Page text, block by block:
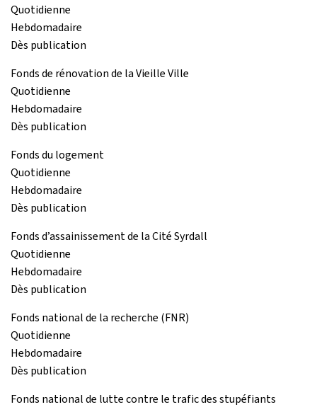
Quotidienne
Hebdomadaire
Dès publication
Fonds de rénovation de la Vieille Ville
Quotidienne
Hebdomadaire
Dès publication
Fonds du logement
Quotidienne
Hebdomadaire
Dès publication
Fonds d’assainissement de la Cité Syrdall
Quotidienne
Hebdomadaire
Dès publication
Fonds national de la recherche (FNR)
Quotidienne
Hebdomadaire
Dès publication
Fonds national de lutte contre le trafic des stupéfiants